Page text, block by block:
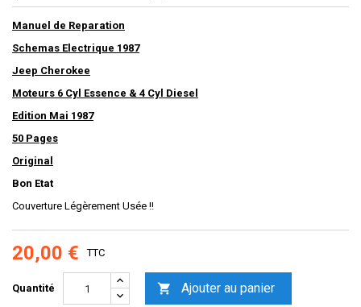
Manuel de Reparation
Schemas Electrique 1987
Jeep Cherokee
Moteurs 6 Cyl Essence & 4 Cyl Diesel
Edition Mai 1987
50 Pages
Original
Bon Etat
Couverture Légèrement Usée !!
20,00 € TTC
Quantité  Ajouter au panier